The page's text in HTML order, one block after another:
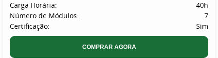
Carga Horária:
40h
Número de Módulos:
7
Certificação:
Sim
COMPRAR AGORA